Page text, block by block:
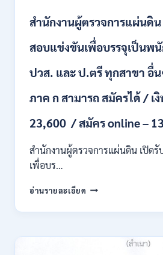
หลาย
อัตรา
/
ป.ตรี
หลาย
+
เงิน
สูงสุด
15
สำนักงานผู้ตรวจการแผ่นดิ
สอบแข่งขันเพื่อบรรจุเป็นพ
ปวส. และ ป.ตรี ทุกสาขา อื่
ภาค ก สามารถ สมัครได้ / เ
23,600 / สมัคร online –
สำนักงานผู้ตรวจการแผ่นดิน เปิด
เพื่อบร…
อ่านรายละเอียด สำนักงาน
ตรวจ
แผ่น